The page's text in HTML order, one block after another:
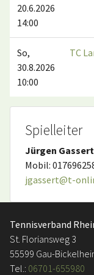
20.6.2026
14:00
So,
30.8.2026
10:00
TC
Spielleiter
Jürgen Gassert
Mobil:
jgassert@t-
Tennisverband
St. Floriansweg 3
55599 Gau-
Tel.: 06701-655980